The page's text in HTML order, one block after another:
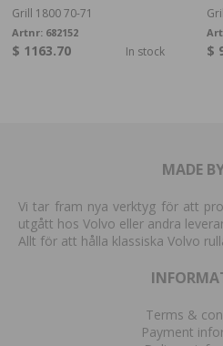
Grill 1800 70-71
Artnr: 682152
$ 1163.70 In stock $
MADE
Vi tar fram nya verktyg för att
utgått hos Volvo eller andra
Allt för att hålla klassiska Volvo
Terms &
Payment